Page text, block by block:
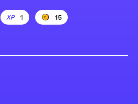
1 15